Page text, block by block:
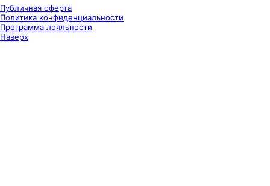
Публичная оферта
Политика конфиденциальности
Программа лояльности
Наверх